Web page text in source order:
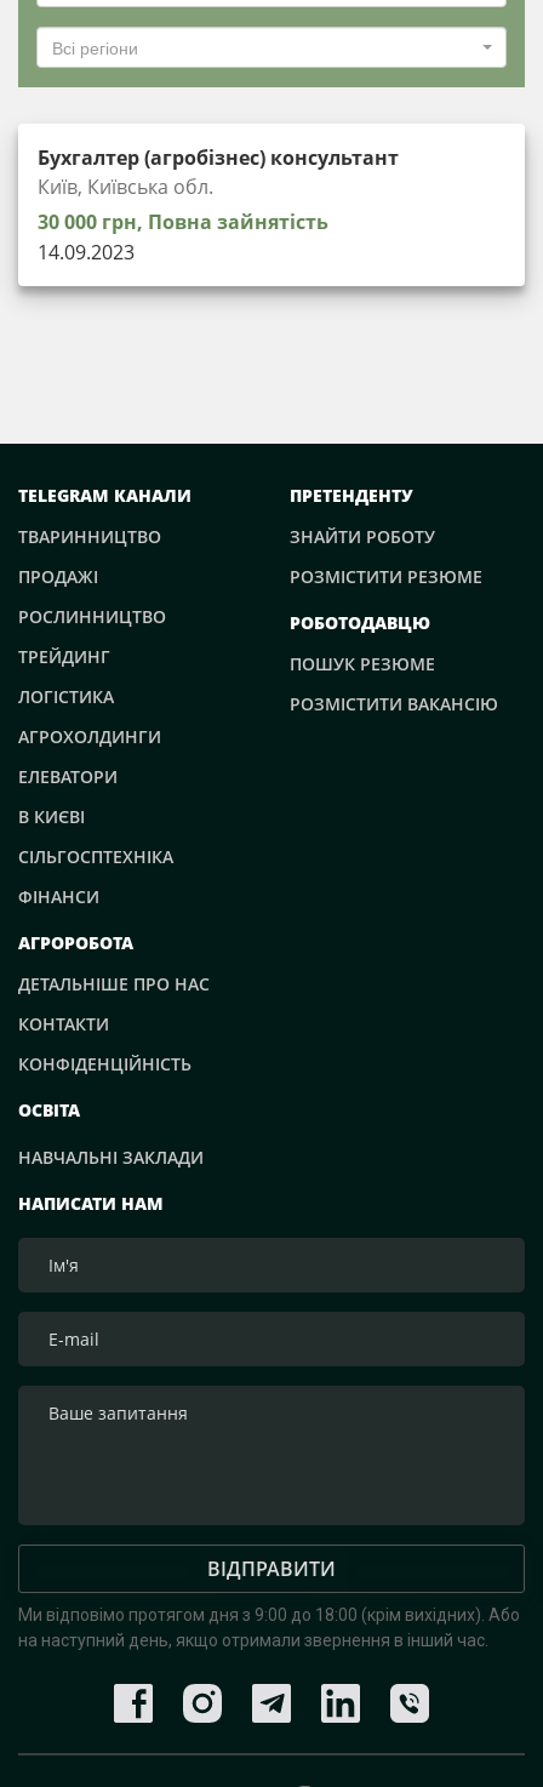
Всі регіони
Бухгалтер (агробізнес) консультант
Київ, Київська обл.
30 000 грн, Повна зайнятість
14.09.2023
НАПИСАТИ НАМ
ВІДПРАВИТИ
Ми відповімо протягом дня з 9:00 до 18:00 (крім вихідних). Або
на наступний день, якщо отримали звернення в інший час.
TELEGRAM КАНАЛИ
ТВАРИННИЦТВО
ПРОДАЖІ
РОСЛИННИЦТВО
ТРЕЙДИНГ
ЛОГІСТИКА
АГРОХОЛДИНГИ
ЕЛЕВАТОРИ
В КИЄВІ
СІЛЬГОСПТЕХНІКА
ФІНАНСИ
ПРЕТЕНДЕНТУ
ЗНАЙТИ РОБОТУ
РОЗМІСТИТИ РЕЗЮМЕ
РОБОТОДАВЦЮ
ПОШУК РЕЗЮМЕ
РОЗМІСТИТИ ВАКАНСІЮ
АГРОРОБОТА
ДЕТАЛЬНІШЕ ПРО НАС
КОНТАКТИ
КОНФІДЕНЦІЙНІСТЬ
ОСВІТА
НАВЧАЛЬНІ ЗАКЛАДИ